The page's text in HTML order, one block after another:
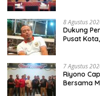
8 Agustus
Dukung
Pusat
7 Agustus
Riyono
Bersama